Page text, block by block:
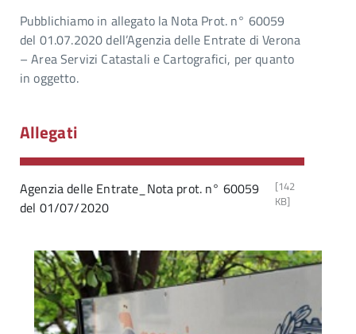
Pubblichiamo in allegato la Nota Prot. n° 60059
del 01.07.2020 dell’Agenzia delle Entrate di Verona
– Area Servizi Catastali e Cartografici, per quanto
in oggetto.
Allegati
Agenzia delle Entrate_Nota prot. n° 60059
del 01/07/2020
[142
KB]